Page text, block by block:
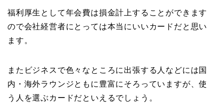
福利厚生として年会費は損金計上することができます
ので会社経営者にとっては本当にいいカードだと思い
ます。
またビジネスで色々なところに出張する人などには国
内・海外ラウンジともに豊富にそろっていますが、使
う人を選ぶカードだといえるでしょう。